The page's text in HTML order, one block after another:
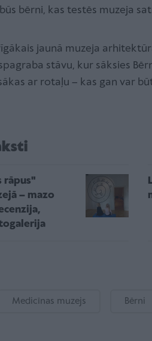
bērni, kas testēs muzeja
jaunā muzeja
stāvu, kur sāksies
ar rotaļu – kas gan var
rāpus"
– mazo
Medicīnas muzejs Bērni